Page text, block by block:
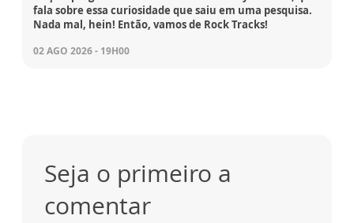
fala sobre essa curiosidade que saiu em uma pesquisa.
Nada mal, hein! Então, vamos de Rock Tracks!
02 AGO 2026 - 19H00
Seja o primeiro a
comentar